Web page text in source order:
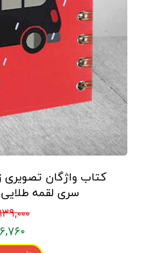
کتاب واژگان تصویری
سری لقمه طلایی
۱۳۹,۰۰۰
۱۱۶,۷۶۰